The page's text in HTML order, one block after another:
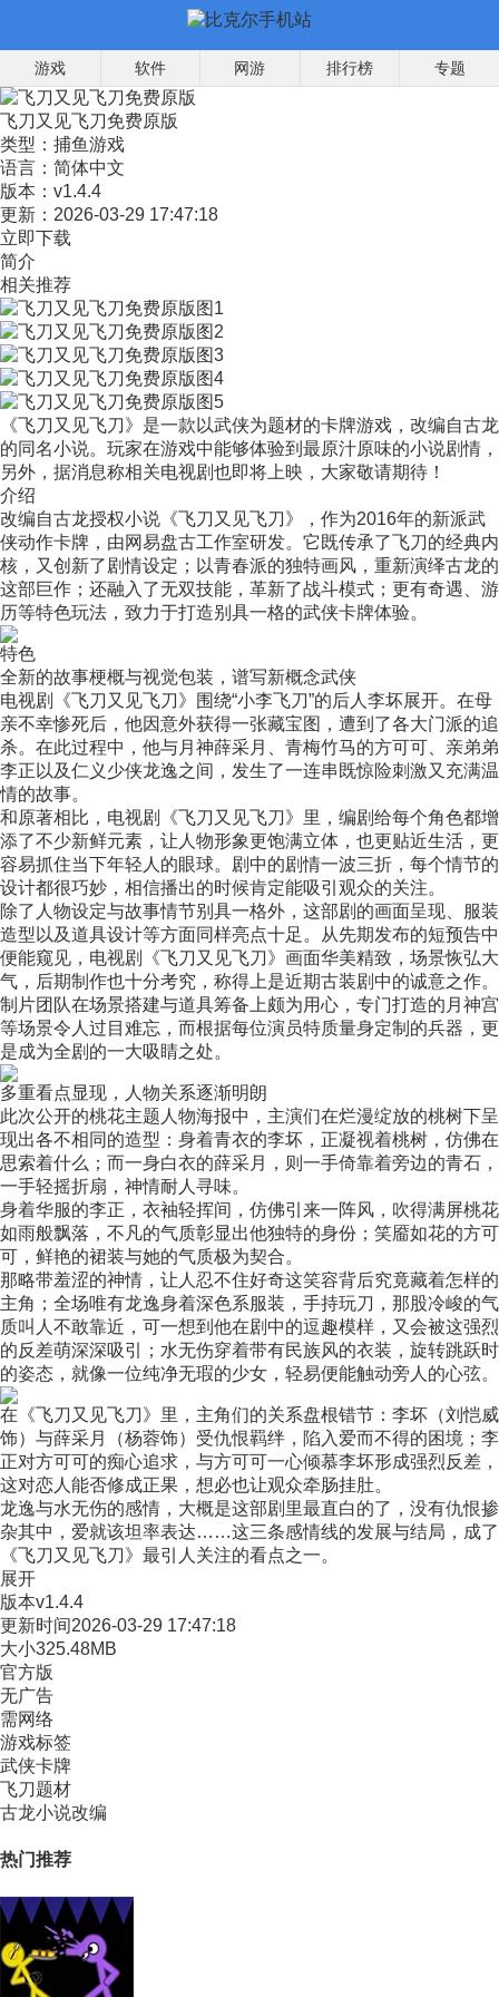
游戏 软件 网游 排行榜 专题
飞刀又见飞刀免费原版
类型： 捕鱼游戏
语言： 简体中文
版本： v1.4.4
更新： 2026-03-29 17:47:18
立即下载
简介
相关推荐
《飞刀又见飞刀》是一款以武侠为题材的卡牌游戏，改编自古龙
的同名小说。玩家在游戏中能够体验到最原汁原味的小说剧情，
另外，据消息称相关电视剧也即将上映，大家敬请期待！
介绍
改编自古龙授权小说《飞刀又见飞刀》，作为2016年的新派武
侠动作卡牌，由网易盘古工作室研发。它既传承了飞刀的经典内
核，又创新了剧情设定；以青春派的独特画风，重新演绎古龙的
这部巨作；还融入了无双技能，革新了战斗模式；更有奇遇、游
历等特色玩法，致力于打造别具一格的武侠卡牌体验。
特色
全新的故事梗概与视觉包装，谱写新概念武侠
电视剧《飞刀又见飞刀》围绕“小李飞刀”的后人李坏展开。在母
亲不幸惨死后，他因意外获得一张藏宝图，遭到了各大门派的追
杀。在此过程中，他与月神薛采月、青梅竹马的方可可、亲弟弟
李正以及仁义少侠龙逸之间，发生了一连串既惊险刺激又充满温
情的故事。
和原著相比，电视剧《飞刀又见飞刀》里，编剧给每个角色都增
添了不少新鲜元素，让人物形象更饱满立体，也更贴近生活，更
容易抓住当下年轻人的眼球。剧中的剧情一波三折，每个情节的
设计都很巧妙，相信播出的时候肯定能吸引观众的关注。
除了人物设定与故事情节别具一格外，这部剧的画面呈现、服装
造型以及道具设计等方面同样亮点十足。从先期发布的短预告中
便能窥见，电视剧《飞刀又见飞刀》画面华美精致，场景恢弘大
气，后期制作也十分考究，称得上是近期古装剧中的诚意之作。
制片团队在场景搭建与道具筹备上颇为用心，专门打造的月神宫
等场景令人过目难忘，而根据每位演员特质量身定制的兵器，更
是成为全剧的一大吸睛之处。
多重看点显现，人物关系逐渐明朗
此次公开的桃花主题人物海报中，主演们在烂漫绽放的桃树下呈
现出各不相同的造型：身着青衣的李坏，正凝视着桃树，仿佛在
思索着什么；而一身白衣的薛采月，则一手倚靠着旁边的青石，
一手轻摇折扇，神情耐人寻味。
身着华服的李正，衣袖轻挥间，仿佛引来一阵风，吹得满屏桃花
如雨般飘落，不凡的气质彰显出他独特的身份；笑靥如花的方可
可，鲜艳的裙装与她的气质极为契合。
那略带羞涩的神情，让人忍不住好奇这笑容背后究竟藏着怎样的
主角；全场唯有龙逸身着深色系服装，手持玩刀，那股冷峻的气
质叫人不敢靠近，可一想到他在剧中的逗趣模样，又会被这强烈
的反差萌深深吸引；水无伤穿着带有民族风的衣装，旋转跳跃时
的姿态，就像一位纯净无瑕的少女，轻易便能触动旁人的心弦。
在《飞刀又见飞刀》里，主角们的关系盘根错节：李坏（刘恺威
饰）与薛采月（杨蓉饰）受仇恨羁绊，陷入爱而不得的困境；李
正对方可可的痴心追求，与方可可一心倾慕李坏形成强烈反差，
这对恋人能否修成正果，想必也让观众牵肠挂肚。
龙逸与水无伤的感情，大概是这部剧里最直白的了，没有仇恨掺
杂其中，爱就该坦率表达……这三条感情线的发展与结局，成了
《飞刀又见飞刀》最引人关注的看点之一。
展开
版本v1.4.4
更新时间2026-03-29 17:47:18
大小325.48MB
官方版
无广告
需网络
游戏标签
武侠卡牌
飞刀题材
古龙小说改编
热门推荐